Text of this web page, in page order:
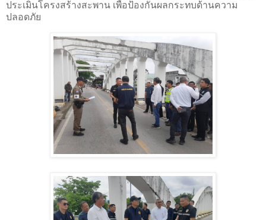
ประเมินโครงสร้างสะพาน เพื่อป้องกันผลกระทบด้านความ
ปลอดภัย